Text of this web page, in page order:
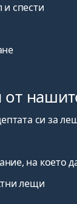
спести
си за
на което
лещи